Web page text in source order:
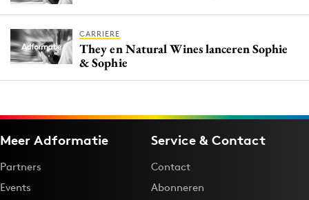
CARRIERE
They en Natural Wines lanceren Sophie
& Sophie
Meer Adformatie
Partners
Events
Service & Contact
Contact
Abonneren